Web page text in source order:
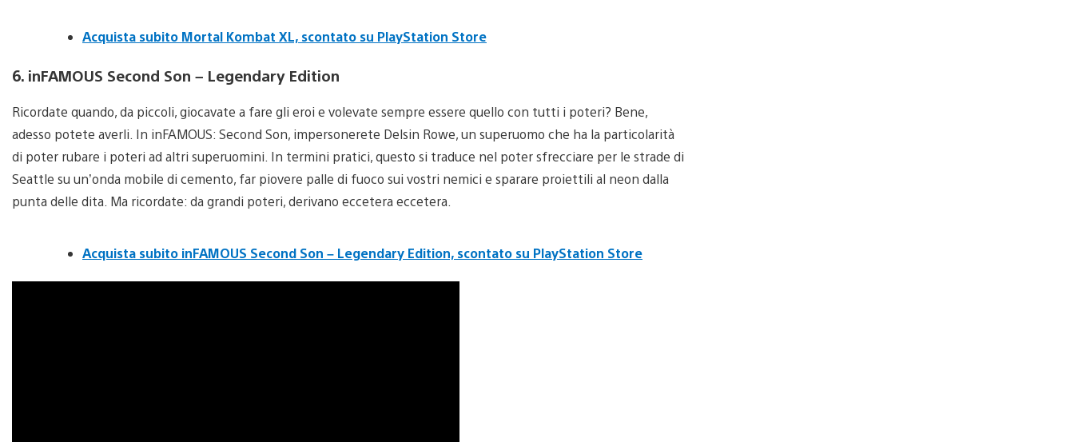
Acquista subito Mortal Kombat XL, scontato su PlayStation Store
6. inFAMOUS Second Son – Legendary Edition
Ricordate quando, da piccoli, giocavate a fare gli eroi e volevate sempre essere quello con tutti i poteri? Bene,
adesso potete averli. In inFAMOUS: Second Son, impersonerete Delsin Rowe, un superuomo che ha la particolarità
di poter rubare i poteri ad altri superuomini. In termini pratici, questo si traduce nel poter sfrecciare per le strade di
Seattle su un’onda mobile di cemento, far piovere palle di fuoco sui vostri nemici e sparare proiettili al neon dalla
punta delle dita. Ma ricordate: da grandi poteri, derivano eccetera eccetera.
Acquista subito inFAMOUS Second Son – Legendary Edition, scontato su PlayStation Store